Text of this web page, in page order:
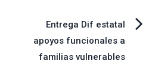
Entrega Dif estatal
apoyos funcionales a
familias vulnerables